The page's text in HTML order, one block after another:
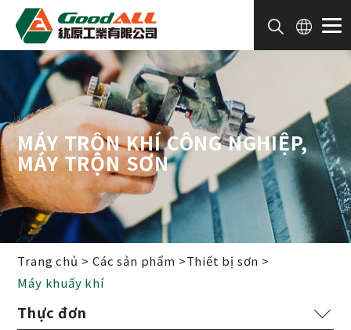
MÁY TRỘN KHÍ CÔNG NGHIỆP,
MÁY TRỘN SƠN
Trang chủ Các sản phẩm
Thiết bị sơn
Máy khuấy khí
Bảng quản lý cookie